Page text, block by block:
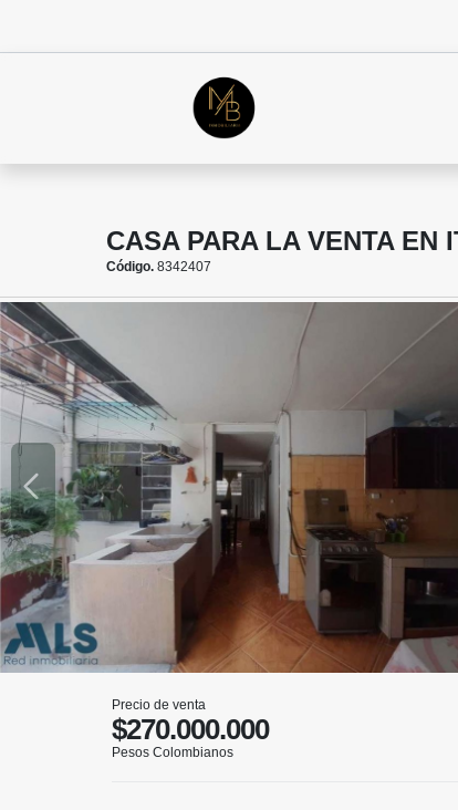
CASA PARA LA VENTA EN
Código. 8342407
Precio de venta
$270.000.000
Pesos Colombianos